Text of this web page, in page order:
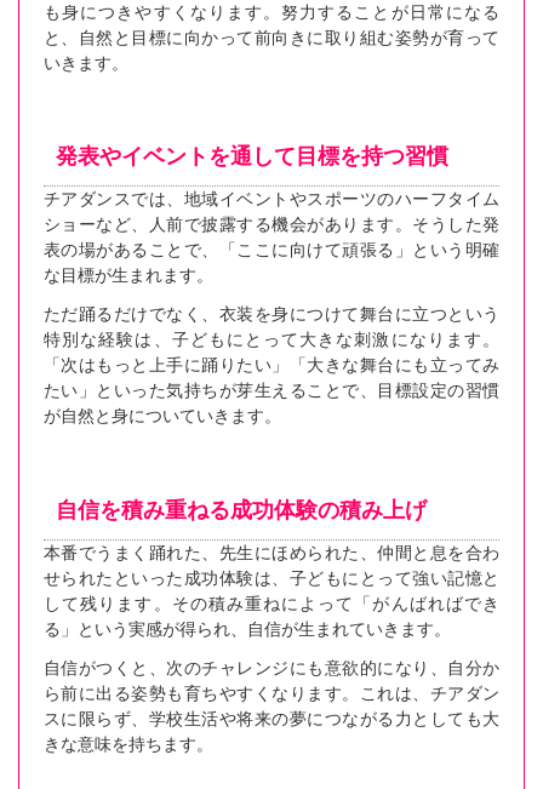
も身につきやすくなります。努力することが日常になる
と、自然と目標に向かって前向きに取り組む姿勢が育って
いきます。
発表やイベントを通して目標を持つ習慣
チアダンスでは、地域イベントやスポーツのハーフタイム
ショーなど、人前で披露する機会があります。そうした発
表の場があることで、「ここに向けて頑張る」という明確
な目標が生まれます。
ただ踊るだけでなく、衣装を身につけて舞台に立つという
特別な経験は、子どもにとって大きな刺激になります。
「次はもっと上手に踊りたい」「大きな舞台にも立ってみ
たい」といった気持ちが芽生えることで、目標設定の習慣
が自然と身についていきます。
自信を積み重ねる成功体験の積み上げ
本番でうまく踊れた、先生にほめられた、仲間と息を合わ
せられたといった成功体験は、子どもにとって強い記憶と
して残ります。その積み重ねによって「がんばればでき
る」という実感が得られ、自信が生まれていきます。
自信がつくと、次のチャレンジにも意欲的になり、自分か
ら前に出る姿勢も育ちやすくなります。これは、チアダン
スに限らず、学校生活や将来の夢につながる力としても大
きな意味を持ちます。